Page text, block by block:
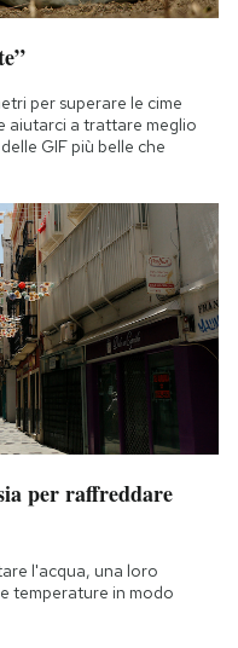
per superare le cime
aiutarci a trattare meglio
GIF più belle che
per raffreddare
l'acqua, una loro
temperature in modo